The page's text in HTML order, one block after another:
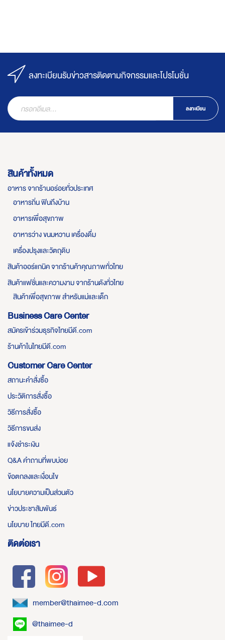
ลงทะเบียนรับข่าวสารติดตามกิจกรรมและโปรโมชั่น
ลงทะเบียน
สินค้าทั้งหมด
อาหาร จากร้านอร่อยทั่วประเทศ
อาหารถิ่น ฟินถึงบ้าน
อาหารเพื่อสุขภาพ
อาหารว่าง ขนมหวาน เครื่องดื่ม
เครื่องปรุงและวัตถุดิบ
สินค้าออร์แกนิค จากร้านค้าคุณภาพทั่วไทย
สินค้าแฟชั่นและความงาม จากร้านดังทั่วไทย
สินค้าเพื่อสุขภาพ สำหรับแม่และเด็ก
Business Care Center
สมัครเข้าร่วมธุรกิจไทยมีดี.com
ร้านค้าในไทยมีดี.com
Customer Care Center
สถานะคำสั่งซื้อ
ประวัติการสั่งซื้อ
วิธีการสั่งซื้อ
วิธีการขนส่ง
แจ้งชำระเงิน
Q&A คำถามที่พบบ่อย
ข้อตกลงและเงื่อนไข
นโยบายความเป็นส่วนตัว
ข่าวประชาสัมพันธ์
นโยบาย ไทยมีดี.com
ติดต่อเรา
member@thaimee-d.com
@thaimee-d